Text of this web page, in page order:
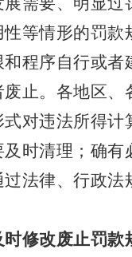
等情形的罚款
程序自行或者
止。各地区、
对违法所得计
时清理；确有
法律、行政法
时修改废止罚款